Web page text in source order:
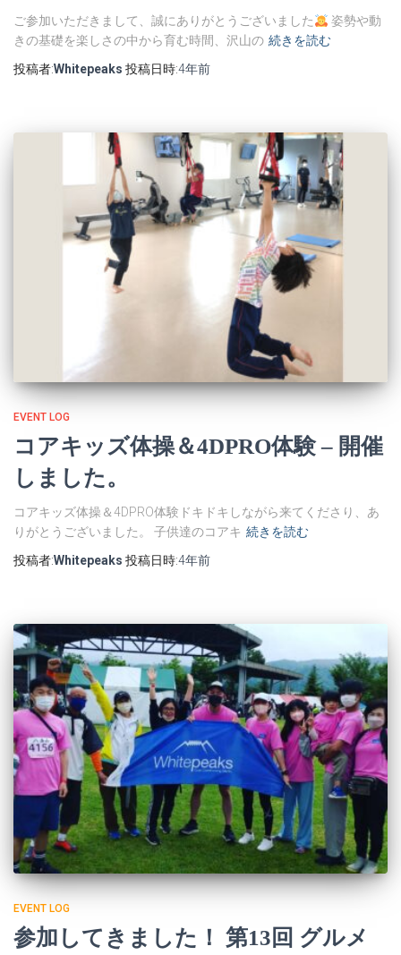
ご参加いただきまして、誠にありがとうございました
姿勢や動
きの基礎を楽しさの中から育む時間、沢山の 続きを読む
投稿者:Whitepeaks 投稿日時:4年前
EVENT LOG
コアキッズ体操＆4DPRO体験 – 開催
しました。
コアキッズ体操＆4DPRO体験ドキドキしながら来てくださり、あ
りがとうございました。 子供達のコアキ 続きを読む
投稿者:Whitepeaks 投稿日時:4年前
EVENT LOG
参加してきました！ 第13回 グルメ